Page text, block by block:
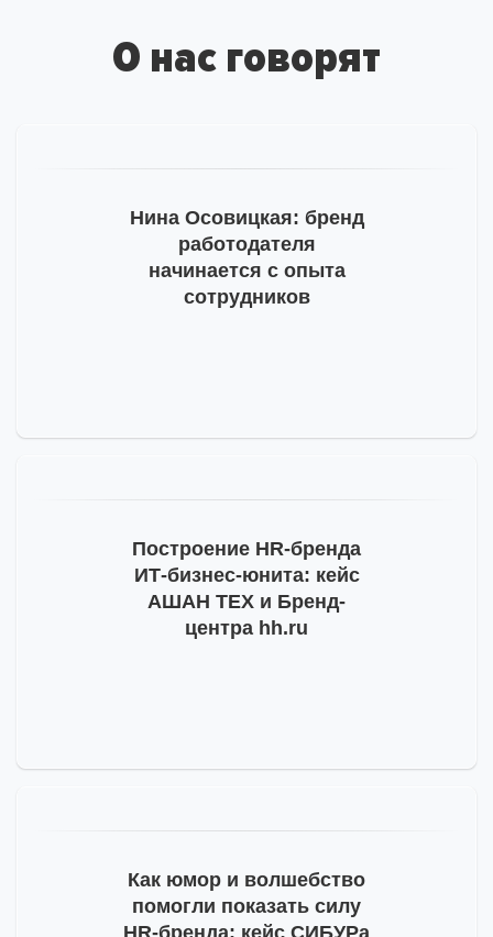
на рассылку
На ваш адрес отправлено письмо от hh.ru, необходимо
информацию про развитие бренда работодателя.
просмотрите папку «Спам».
О нас говорят
Нина Осовицкая: бренд
работодателя
начинается с опыта
сотрудников
Построение HR-бренда
ИТ-бизнес-юнита: кейс
АШАН ТЕХ и Бренд-
центра hh.ru
Как юмор и волшебство
помогли показать силу